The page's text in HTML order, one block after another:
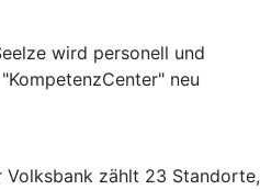
wird personell und
neu
Volksbank zählt 23 Standorte,